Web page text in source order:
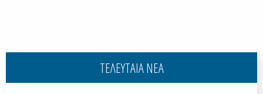
ΤΕΛΕΥΤΑΙΑ ΝΕΑ